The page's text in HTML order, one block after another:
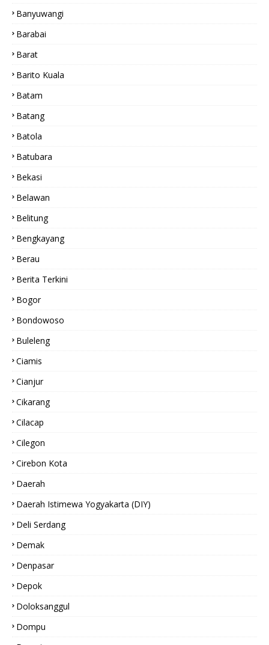
Banyuwangi
Barabai
Barat
Barito Kuala
Batam
Batang
Batola
Batubara
Bekasi
Belawan
Belitung
Bengkayang
Berau
Berita Terkini
Bogor
Bondowoso
Buleleng
Ciamis
Cianjur
Cikarang
Cilacap
Cilegon
Cirebon Kota
Daerah
Daerah Istimewa Yogyakarta (DIY)
Deli Serdang
Demak
Denpasar
Depok
Doloksanggul
Dompu